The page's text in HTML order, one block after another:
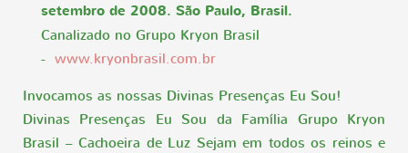
setembro de 2008. São Paulo, Brasil.
Canalizado no Grupo Kryon Brasil
- www.kryonbrasil.com.br
Invocamos as nossas Divinas Presenças Eu Sou!
Divinas Presenças Eu Sou da Família Grupo Kryon
Brasil – Cachoeira de Luz Sejam em todos os reinos e